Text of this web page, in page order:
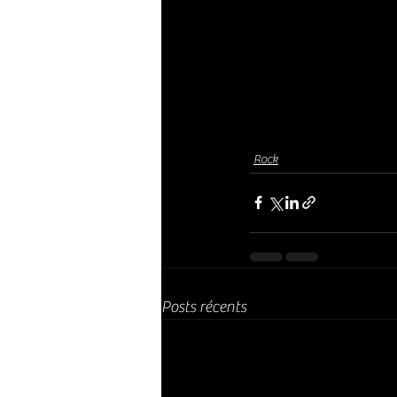
Rock
Posts récents